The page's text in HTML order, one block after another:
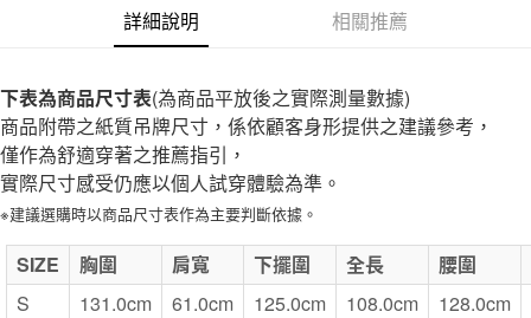
付款後7-11取貨
每筆NT$65，滿NT$1,000(含以上)免運費
宅配
每筆NT$150，滿NT$2,000(含以上)免運費
無印良品門市自取
免運費
詳細說明 相關推薦
下表為商品尺寸表(為商品平放後之實際測量數據)
商品附帶之紙質吊牌尺寸，係依顧客身形提供之建議參考，
僅作為舒適穿著之推薦指引，
實際尺寸感受仍應以個人試穿體驗為準。
※建議選購時以商品尺寸表作為主要判斷依據。
SIZE 胸圍 肩寬 下擺圍 全長
腰圍
S
131.0cm 61.0cm 125.0cm 108.0cm
128.0cm